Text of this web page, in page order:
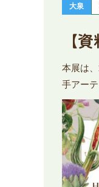
大泉
【
本展は
手アー